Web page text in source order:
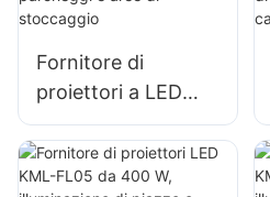
spazi aperti
Fornitore di
proiettori a LED
KML-FL05 da 150
W per
l'illuminazione di